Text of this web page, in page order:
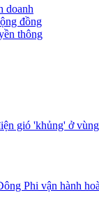
doanh
đồng
thông
gió 'khủng' ở
Phi vận hành